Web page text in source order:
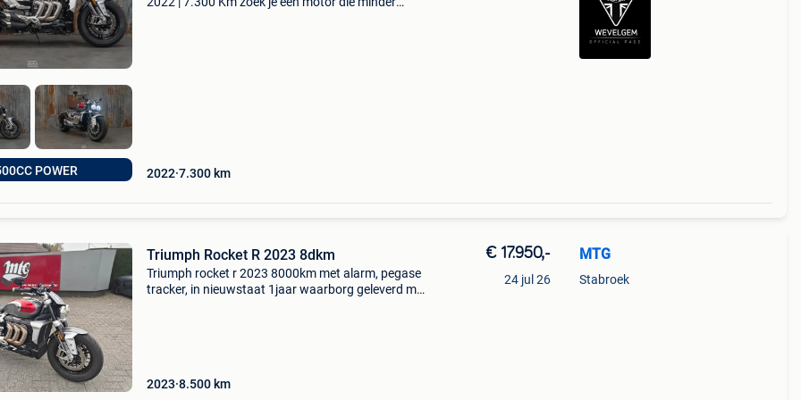
POWER 2022 7.300 km
Triumph Rocket R 2023 8dkm
Triumph rocket r 2023 8000km met alarm, pegase
tracker, in nieuwstaat 1jaar waarborg geleverd met
2023 8.500 km
€ 17.950,-
24 jul 26
MTG
Stabroek